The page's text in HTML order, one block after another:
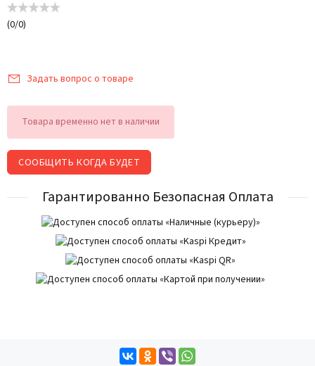
(0/0)
Задать вопрос о товаре
Товара временно нет в наличии
СООБЩИТЬ КОГДА БУДЕТ
Гарантированно Безопасная Оплата